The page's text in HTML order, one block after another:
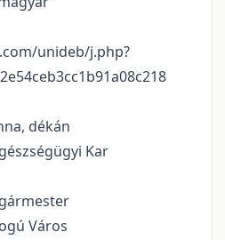
unideb/j.php?
dékán
Kar
Város